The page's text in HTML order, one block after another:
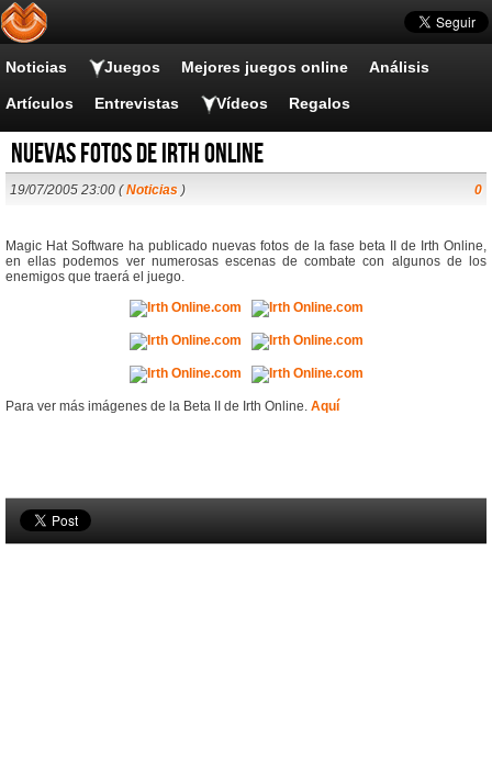
Noticias Juegos Mejores juegos online Análisis
Artículos Entrevistas Vídeos Regalos
Nuevas fotos de Irth Online
19/07/2005 23:00 (Noticias ) 0
Magic Hat Software ha publicado nuevas fotos de la fase beta II de Irth Online,
en ellas podemos ver numerosas escenas de combate con algunos de los
enemigos que traerá el juego.
Para ver más imágenes de la Beta II de Irth Online. Aquí